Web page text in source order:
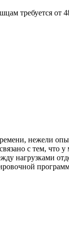
требуется от
нежели
с тем,
нагрузками